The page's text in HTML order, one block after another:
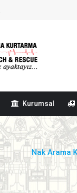
Kurumsal
Nak Arama